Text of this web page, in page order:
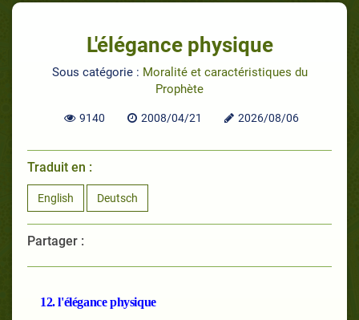
L'élégance physique
Sous catégorie : Moralité et caractéristiques du
Prophète
9140 2008/04/21 2026/08/06
Traduit en :
English Deutsch
Partager :
12. l'élégance physique